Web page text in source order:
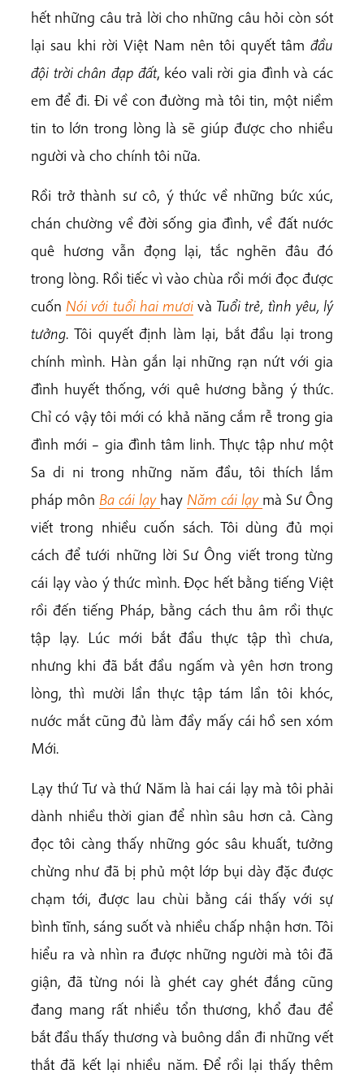
hết những câu trả lời cho những câu hỏi còn sót
lại sau khi rời Việt Nam nên tôi quyết tâm đầu
đội trời chân đạp đất, kéo vali rời gia đình và các
em để đi. Đi về con đường mà tôi tin, một niềm
tin to lớn trong lòng là sẽ giúp được cho nhiều
người và cho chính tôi nữa.
Rồi trở thành sư cô, ý thức về những bức xúc,
chán chường về đời sống gia đình, về đất nước
quê hương vẫn đọng lại, tắc nghẽn đâu đó
trong lòng. Rồi tiếc vì vào chùa rồi mới đọc được
cuốn Nói với tuổi hai mươi và Tuổi trẻ, tình yêu, lý
tưởng. Tôi quyết định làm lại, bắt đầu lại trong
chính mình. Hàn gắn lại những rạn nứt với gia
đình huyết thống, với quê hương bằng ý thức.
Chỉ có vậy tôi mới có khả năng cắm rễ trong gia
đình mới – gia đình tâm linh. Thực tập như một
Sa di ni trong những năm đầu, tôi thích lắm
pháp môn Ba cái lạy hay Năm cái lạy mà Sư Ông
viết trong nhiều cuốn sách. Tôi dùng đủ mọi
cách để tưới những lời Sư Ông viết trong từng
cái lạy vào ý thức mình. Đọc hết bằng tiếng Việt
rồi đến tiếng Pháp, bằng cách thu âm rồi thực
tập lạy. Lúc mới bắt đầu thực tập thì chưa,
nhưng khi đã bắt đầu ngấm và yên hơn trong
lòng, thì mười lần thực tập tám lần tôi khóc,
nước mắt cũng đủ làm đầy mấy cái hồ sen xóm
Mới.
Lạy thứ Tư và thứ Năm là hai cái lạy mà tôi phải
dành nhiều thời gian để nhìn sâu hơn cả. Càng
đọc tôi càng thấy những góc sâu khuất, tưởng
chừng như đã bị phủ một lớp bụi dày đặc được
chạm tới, được lau chùi bằng cái thấy với sự
bình tĩnh, sáng suốt và nhiều chấp nhận hơn. Tôi
hiểu ra và nhìn ra được những người mà tôi đã
giận, đã từng nói là ghét cay ghét đắng cũng
đang mang rất nhiều tổn thương, khổ đau để
bắt đầu thấy thương và buông dần đi những vết
thắt đã kết lại nhiều năm. Để rồi lại thấy thêm